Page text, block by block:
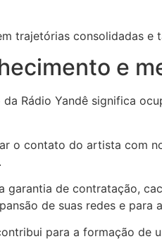
trajetórias consolidadas e
e
da Rádio Yandê significa
o contato do artista com
garantia de contratação,
de suas redes e para
para a formação de